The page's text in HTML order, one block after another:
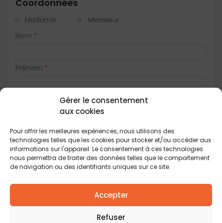
Gérer le consentement
aux cookies
Pour offrir les meilleures expériences, nous utilisons des
technologies telles que les cookies pour stocker et/ou accéder aux
informations sur l'appareil. Le consentement à ces technologies
nous permettra de traiter des données telles que le comportement
de navigation ou des identifiants uniques sur ce site.
Accepter
Refuser
Coordonnées
Madame
Monsieur
Nom *
Prénom *
E-mail*
Adresse
Code postal*